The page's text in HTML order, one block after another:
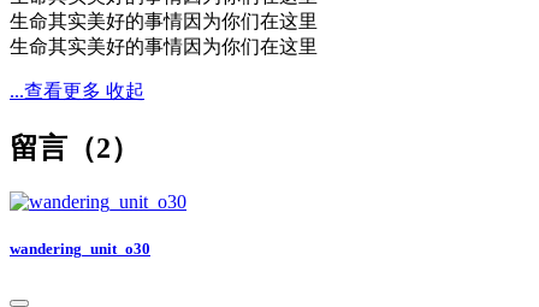
生命其实美好的事情因为你们在这里
生命其实美好的事情因为你们在这里
...查看更多 收起
留言（2）
wandering_unit_o30